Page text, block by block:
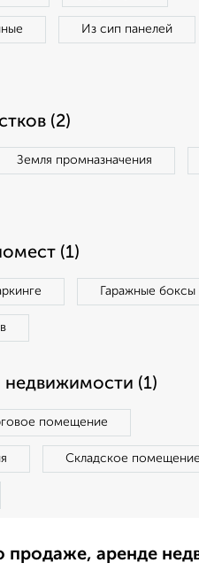
Из сип панелей
(2)
Земля промназначения
(1)
Гаражные боксы
(1)
помещение
Складское помещение
продаже, аренде